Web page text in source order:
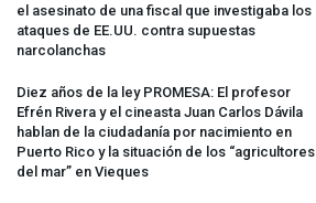
el asesinato de una fiscal que investigaba los
ataques de EE.UU. contra supuestas
narcolanchas
Diez años de la ley PROMESA: El profesor
Efrén Rivera y el cineasta Juan Carlos Dávila
hablan de la ciudadanía por nacimiento en
Puerto Rico y la situación de los “agricultores
del mar” en Vieques